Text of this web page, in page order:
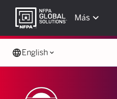
Más keyboard_arrow_down
languageEnglish keyboard_arrow_down